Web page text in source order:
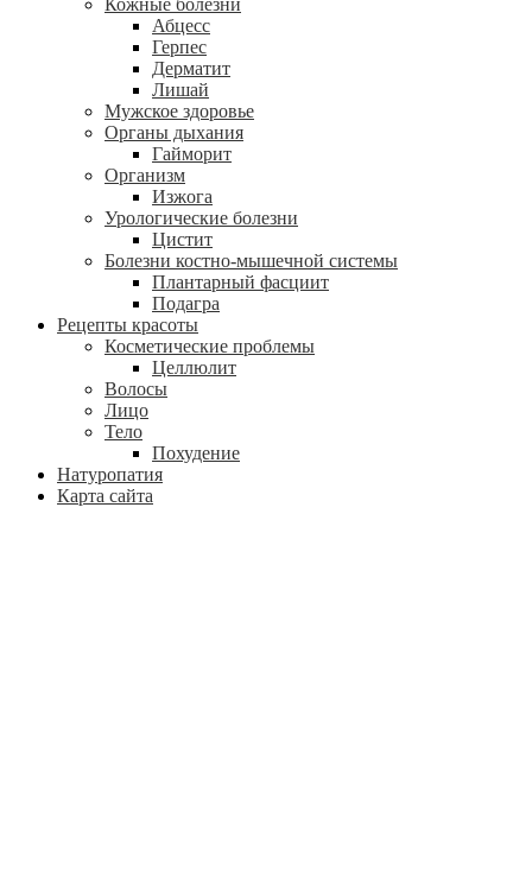
Абцесс
Герпес
Дерматит
Лишай
Мужское здоровье
Органы дыхания
Гайморит
Организм
Изжога
Урологические болезни
Цистит
Болезни костно-мышечной системы
Плантарный фасциит
Подагра
Рецепты красоты
Косметические проблемы
Целлюлит
Волосы
Лицо
Тело
Похудение
Натуропатия
Карта сайта